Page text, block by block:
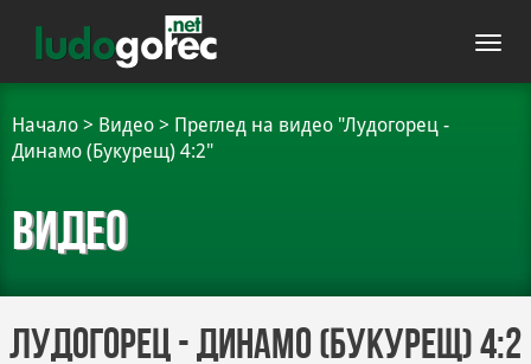
Начало > Видео > Преглед на видео "Лудогорец -
Динамо (Букурещ) 4:2"
Видео
Лудогорец - Динамо (Букурещ) 4:2